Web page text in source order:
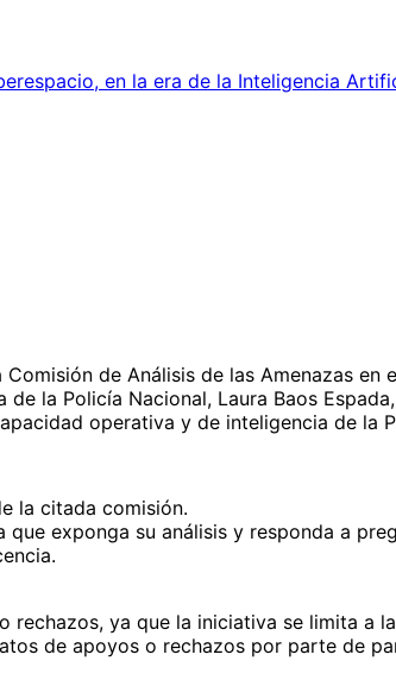
en la era de la Inteligencia
de Análisis de las Amenazas
la Policía Nacional, Laura Baos
operativa y de inteligencia de la
la citada comisión.
exponga su análisis y responda a
ya que la iniciativa se limita a
de apoyos o rechazos por parte de